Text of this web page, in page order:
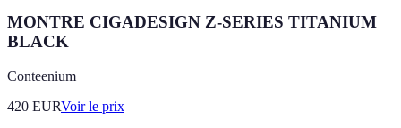
MONTRE CIGADESIGN Z-SERIES TITANIUM
BLACK
Conteenium
420 EURVoir le prix